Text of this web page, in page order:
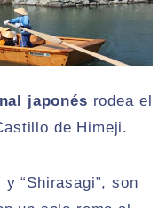
japonés rodea el
de Himeji.
y “Shirasagi”, son